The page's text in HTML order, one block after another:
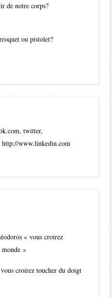
de notre corps?
ou pistolet?
twitter,
www.linkedin.com
« vous croirez
»
croirez toucher du doigt